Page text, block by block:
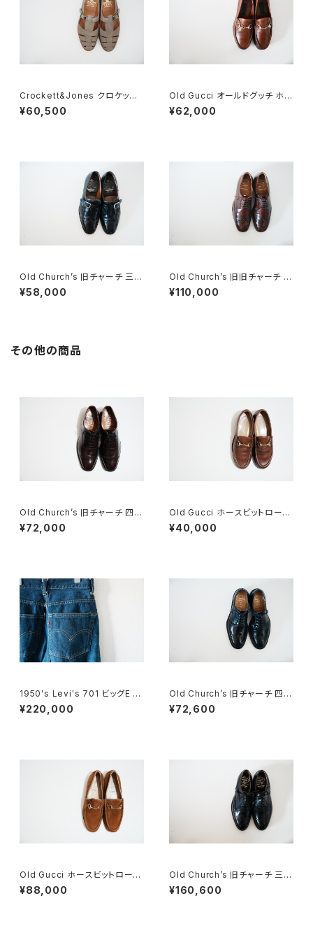
Crockett&Jones クロケット&
ジョーズ FISHERMAN グルカ
サンダル 7E スエード
¥60,500
Old Gucci オールドグッチ ホー
スビットローファー 40.5D 緑タ
グ
¥62,000
Old Church’s 旧チャーチ 三都
市 Stafford 70F
¥58,000
Old Church’s 旧旧チャーチ 二
都市 Holborn 75D
¥110,000
その他の商品
Old Church’s 旧チャーチ 四都
市 BELMONTパンチドキャップ
トウ 85G
¥72,000
Old Gucci ホースビットローフ
ァー 4.5B ラバー BR
¥40,000
1950's Levi's 701 ビッグE 2
4×30
¥220,000
Old Church’s 旧チャーチ 四都
市 Grafton グラフトン 70F
¥72,600
Old Gucci ホースビットローフ
ァー 5.5B DEADSTOCK Bro
wn Suede
¥88,000
Old Church’s 旧チャーチ 三都
市 HICKSTEAD 65G DEADS
TOCK
¥160,600